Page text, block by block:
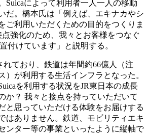
Suicaによって利用者一人一人の移動
だ。橋本氏は「例えば、エキナカやシ
ご利用いただくための目的をつくりま
強化のため、我々とお客様をつなぐ
付けています」と説明する。
れており、鉄道は年間約66億人（注
）が利用する生活インフラとなった。
を利用する状況をJR東日本の成長
か？ 我々と接点を持っていただいて
と思っていただける体験をお届けする
はありません。鉄道、モビリティエキ
ンター等の事業といったように縦軸で